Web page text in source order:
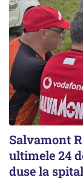
Salvamont
ultimele 24
duse la spital